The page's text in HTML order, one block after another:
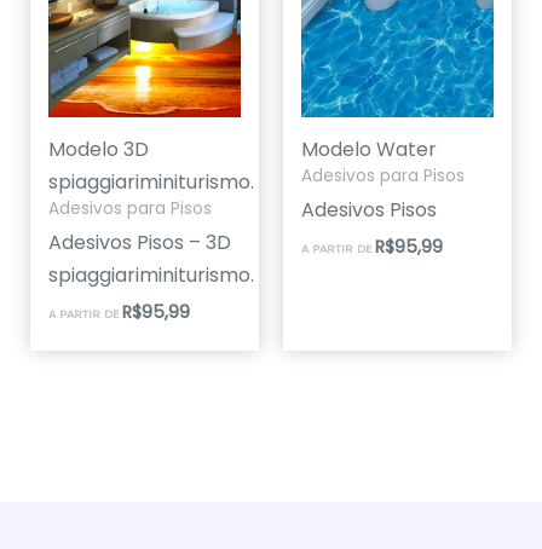
Modelo 3D
spiaggiariminiturismo.
Adesivos para Pisos
Adesivos Pisos – 3D
spiaggiariminiturismo.
A PARTIR DE R$95,99
Modelo Water
Adesivos para Pisos
Adesivos Pisos
A PARTIR DE R$95,99